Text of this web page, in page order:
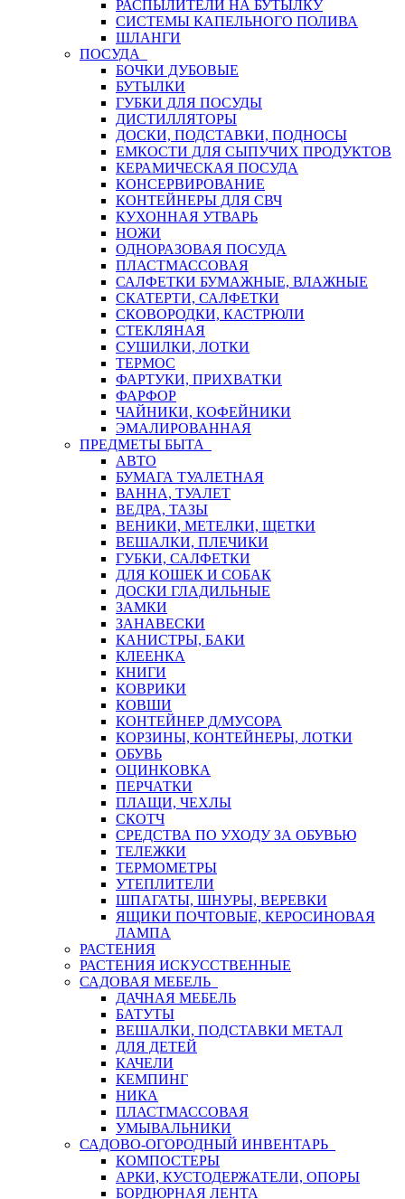
РАСПЫЛИТЕЛИ НА БУТЫЛКУ
СИСТЕМЫ КАПЕЛЬНОГО ПОЛИВА
ШЛАНГИ
ПОСУДА
БОЧКИ ДУБОВЫЕ
БУТЫЛКИ
ГУБКИ ДЛЯ ПОСУДЫ
ДИСТИЛЛЯТОРЫ
ДОСКИ, ПОДСТАВКИ, ПОДНОСЫ
ЕМКОСТИ ДЛЯ СЫПУЧИХ ПРОДУКТОВ
КЕРАМИЧЕСКАЯ ПОСУДА
КОНСЕРВИРОВАНИЕ
КОНТЕЙНЕРЫ ДЛЯ СВЧ
КУХОННАЯ УТВАРЬ
НОЖИ
ОДНОРАЗОВАЯ ПОСУДА
ПЛАСТМАССОВАЯ
САЛФЕТКИ БУМАЖНЫЕ, ВЛАЖНЫЕ
СКАТЕРТИ, САЛФЕТКИ
СКОВОРОДКИ, КАСТРЮЛИ
СТЕКЛЯНАЯ
СУШИЛКИ, ЛОТКИ
ТЕРМОС
ФАРТУКИ, ПРИХВАТКИ
ФАРФОР
ЧАЙНИКИ, КОФЕЙНИКИ
ЭМАЛИРОВАННАЯ
ПРЕДМЕТЫ БЫТА
АВТО
БУМАГА ТУАЛЕТНАЯ
ВАННА, ТУАЛЕТ
ВЕДРА, ТАЗЫ
ВЕНИКИ, МЕТЕЛКИ, ЩЕТКИ
ВЕШАЛКИ, ПЛЕЧИКИ
ГУБКИ, САЛФЕТКИ
ДЛЯ КОШЕК И СОБАК
ДОСКИ ГЛАДИЛЬНЫЕ
ЗАМКИ
ЗАНАВЕСКИ
КАНИСТРЫ, БАКИ
КЛЕЕНКА
КНИГИ
КОВРИКИ
КОВШИ
КОНТЕЙНЕР Д/МУСОРА
КОРЗИНЫ, КОНТЕЙНЕРЫ, ЛОТКИ
ОБУВЬ
ОЦИНКОВКА
ПЕРЧАТКИ
ПЛАЩИ, ЧЕХЛЫ
СКОТЧ
СРЕДСТВА ПО УХОДУ ЗА ОБУВЬЮ
ТЕЛЕЖКИ
ТЕРМОМЕТРЫ
УТЕПЛИТЕЛИ
ШПАГАТЫ, ШНУРЫ, ВЕРЕВКИ
ЯЩИКИ ПОЧТОВЫЕ, КЕРОСИНОВАЯ
ЛАМПА
РАСТЕНИЯ
РАСТЕНИЯ ИСКУССТВЕННЫЕ
САДОВАЯ МЕБЕЛЬ
ДАЧНАЯ МЕБЕЛЬ
БАТУТЫ
ВЕШАЛКИ, ПОДСТАВКИ МЕТАЛ
ДЛЯ ДЕТЕЙ
КАЧЕЛИ
КЕМПИНГ
НИКА
ПЛАСТМАССОВАЯ
УМЫВАЛЬНИКИ
САДОВО-ОГОРОДНЫЙ ИНВЕНТАРЬ
КОМПОСТЕРЫ
АРКИ, КУСТОДЕРЖАТЕЛИ, ОПОРЫ
БОРДЮРНАЯ ЛЕНТА